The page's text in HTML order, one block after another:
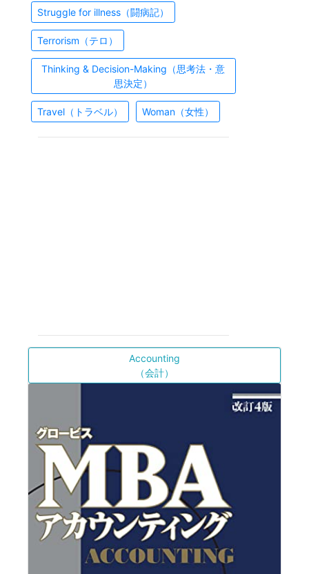
Struggle for illness（闘病記）
Terrorism（テロ）
Thinking & Decision-Making（思考法・意
思決定）
Travel（トラベル） Woman（女性）
Accounting
（会計）